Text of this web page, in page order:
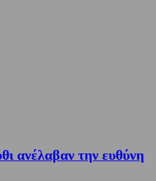
ανέλαβαν την ευθύνη